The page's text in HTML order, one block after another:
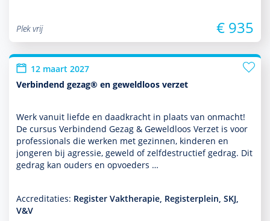
Plek vrij € 935
12 maart 2027
Verbindend gezag® en geweldloos verzet
Werk vanuit liefde en daadkracht in plaats van onmacht!
De cursus Verbindend Gezag & Geweldloos Verzet is voor
professionals die werken met gezin­nen, kin­de­ren en
jongeren bij agressie, geweld of zelfdestructief gedrag. Dit
gedrag kan ouders en opvoeders …
Accreditaties: Register Vaktherapie, Registerplein, SKJ,
V&V